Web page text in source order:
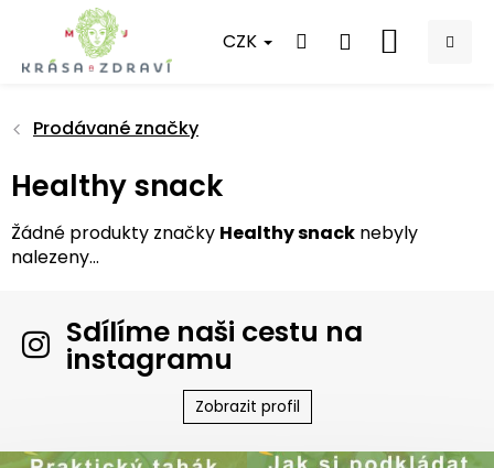
obsah
CZK
NÁKUPNÍ
Prodávané značky
Healthy snack
Žádné produkty značky Healthy snack nebyly
nalezeny...
Sdílíme naši cestu na
instagramu
Zobrazit profil